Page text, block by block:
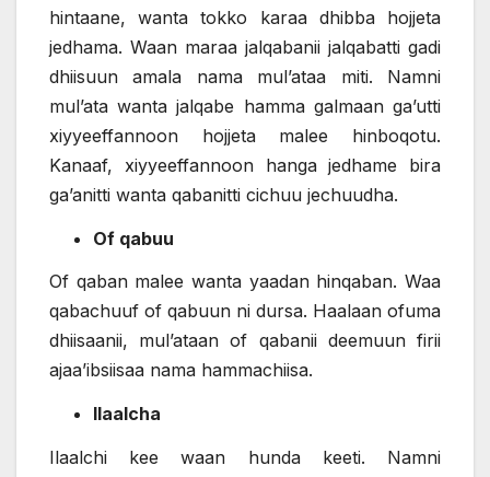
hintaane, wanta tokko karaa dhibba hojjeta
jedhama. Waan maraa jalqabanii jalqabatti gadi
dhiisuun amala nama mul’ataa miti. Namni
mul’ata wanta jalqabe hamma galmaan ga’utti
xiyyeeffannoon hojjeta malee hinboqotu.
Kanaaf, xiyyeeffannoon hanga jedhame bira
ga’anitti wanta qabanitti cichuu jechuudha.
Of qabuu
Of qaban malee wanta yaadan hinqaban. Waa
qabachuuf of qabuun ni dursa. Haalaan ofuma
dhiisaanii, mul’ataan of qabanii deemuun firii
ajaa’ibsiisaa nama hammachiisa.
Ilaalcha
Ilaalchi kee waan hunda keeti. Namni